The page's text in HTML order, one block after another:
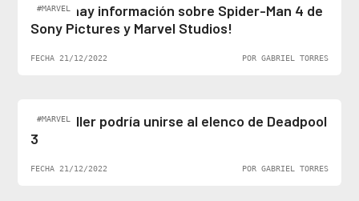
#MARVEL
¡Al fin hay información sobre Spider-Man 4 de
Sony Pictures y Marvel Studios!
FECHA 21/12/2022 POR GABRIEL TORRES
#MARVEL
Ben Stiller podría unirse al elenco de Deadpool
3
FECHA 21/12/2022 POR GABRIEL TORRES